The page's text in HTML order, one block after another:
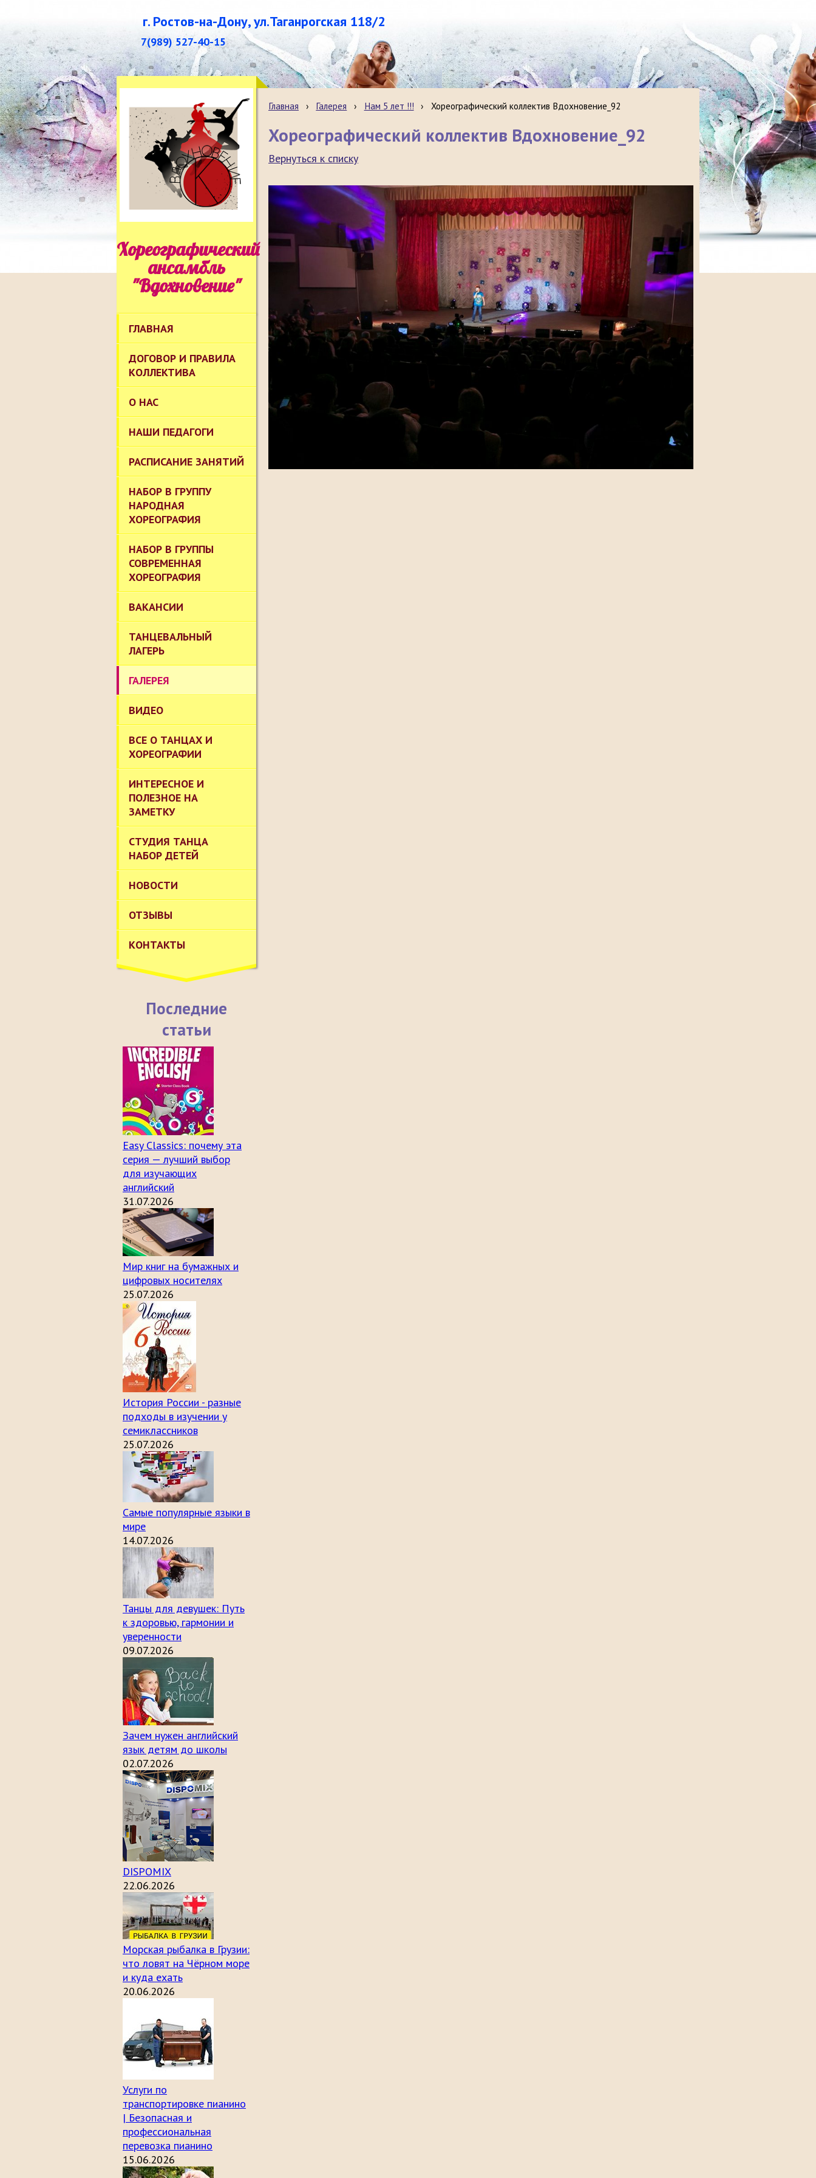
г. Ростов-на-Дону, ул.Таганрогская 118/2
7(989) 527-40-15
Хореографический
ансамбль
"Вдохновение"
ГЛАВНАЯ
ДОГОВОР И ПРАВИЛА
КОЛЛЕКТИВА
О НАС
НАШИ ПЕДАГОГИ
РАСПИСАНИЕ ЗАНЯТИЙ
НАБОР В ГРУППУ
НАРОДНАЯ
ХОРЕОГРАФИЯ
НАБОР В ГРУППЫ
СОВРЕМЕННАЯ
ХОРЕОГРАФИЯ
ВАКАНСИИ
ТАНЦЕВАЛЬНЫЙ
ЛАГЕРЬ
ГАЛЕРЕЯ
ВИДЕО
ВСЕ О ТАНЦАХ И
ХОРЕОГРАФИИ
ИНТЕРЕСНОЕ И
ПОЛЕЗНОЕ НА
ЗАМЕТКУ
СТУДИЯ ТАНЦА
НАБОР ДЕТЕЙ
НОВОСТИ
ОТЗЫВЫ
КОНТАКТЫ
Последние
статьи
Easy Classics: почему эта
серия — лучший выбор
для изучающих
английский
31.07.2026
Мир книг на бумажных и
цифровых носителях
25.07.2026
История России - разные
подходы в изучении у
семиклассников
25.07.2026
Самые популярные языки в
мире
14.07.2026
Танцы для девушек: Путь
к здоровью, гармонии и
уверенности
09.07.2026
Зачем нужен английский
язык детям до школы
02.07.2026
DISPOMIX
22.06.2026
Морская рыбалка в Грузии:
что ловят на Чёрном море
и куда ехать
20.06.2026
Услуги по
транспортировке пианино
| Безопасная и
профессиональная
перевозка пианино
15.06.2026
Главная › Галерея › Нам 5 лет !!! › Хореографический коллектив Вдохновение_92
Хореографический коллектив Вдохновение_92
Вернуться к списку